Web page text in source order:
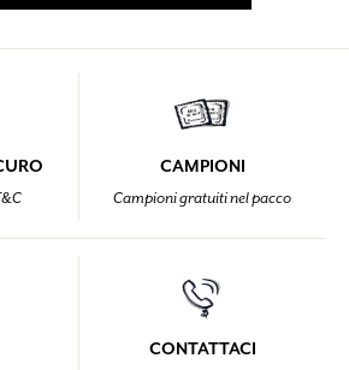
CAMPIONI
Campioni gratuiti nel pacco
CONTATTACI